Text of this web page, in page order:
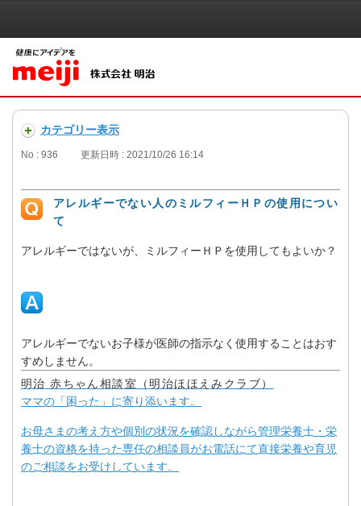
カテゴリー表示
No : 936 更新日時 : 2021/10/26 16:14
アレルギーでない人のミルフィーＨＰの使用につい
て
アレルギーではないが、ミルフィーＨＰを使用してもよいか？
アレルギーでないお子様が医師の指示なく使用することはおす
すめしません。
明治 赤ちゃん相談室（明治ほほえみクラブ）
ママの「困った」に寄り添います。
お母さまの考え方や個別の状況を確認しながら管理栄養士・栄
養士の資格を持った専任の相談員がお電話にて直接栄養や育児
のご相談をお受けしています。